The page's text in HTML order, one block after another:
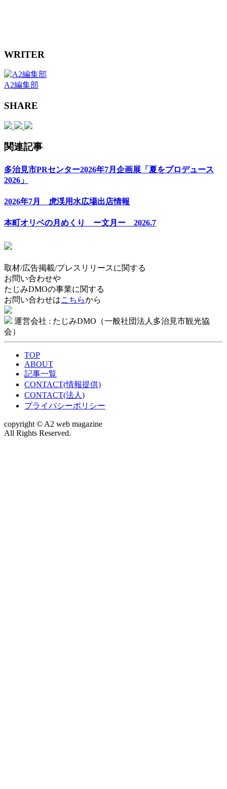
WRITER
A2編集部
SHARE
関連記事
多治見市PRセンター2026年7月企画展「夏をプロデュース
2026」
2026年7月 虎渓用水広場出店情報
本町オリベの月めくり ー文月ー 2026.7
取材/広告掲載/プレスリリースに関する
お問い合わせや
たじみDMOの事業に関する
お問い合わせはこちらから
運営会社 : たじみDMO（一般社団法人多治見市観光協
会）
TOP
ABOUT
記事一覧
CONTACT(情報提供)
CONTACT(法人)
プライバシーポリシー
copyright © A2 web magazine
All Rights Reserved.